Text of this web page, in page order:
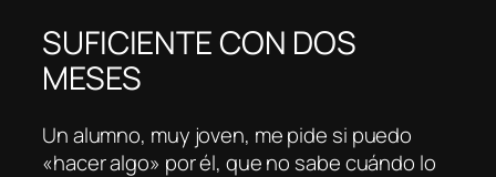
SUFICIENTE CON DOS
MESES
Un alumno, muy joven, me pide si puedo
«hacer algo» por él, que no sabe cuándo lo